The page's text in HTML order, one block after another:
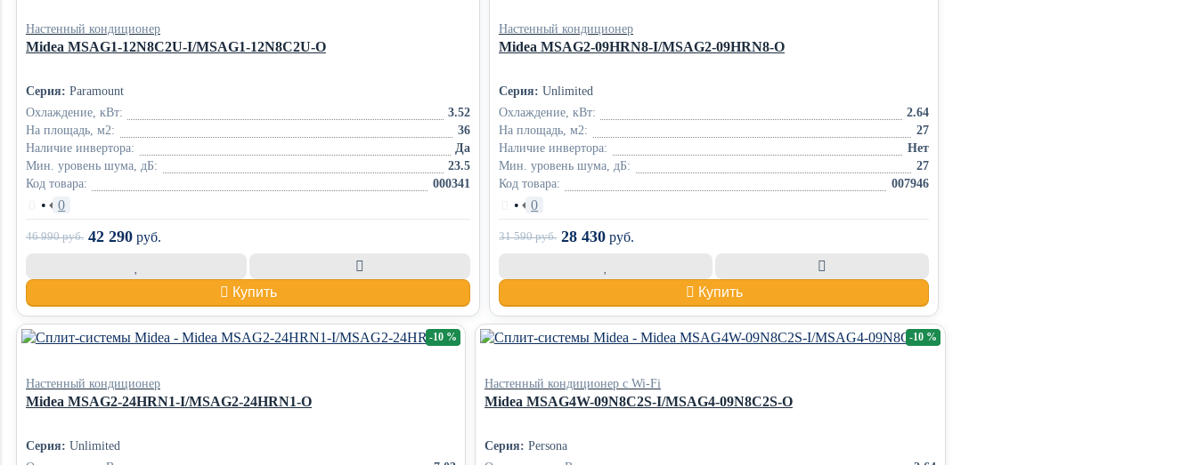
Настенный кондиционер
Midea MSAG1-12N8C2U-I/MSAG1-12N8C2U-O
Серия: Paramount
Охлаждение, кВт:
3.52
На площадь, м2:
36
Наличие инвертора:
Да
Мин. уровень шума, дБ:
23.5
Код товара:
000341
• 0
46 990руб. 42 290 руб.
Купить
Настенный кондиционер
Midea MSAG2-09HRN8-I/MSAG2-09HRN8-O
Серия: Unlimited
Охлаждение, кВт:
2.64
На площадь, м2:
27
Наличие инвертора:
Нет
Мин. уровень шума, дБ:
27
Код товара:
007946
• 0
31 590руб. 28 430 руб.
Купить
Настенный кондиционер
Midea MSAG2-24HRN1-I/MSAG2-24HRN1-O
Серия: Unlimited
-10 %
Настенный кондиционер с Wi-Fi
Midea MSAG4W-09N8C2S-I/MSAG4-09N8C2S-O
Серия: Persona
-10 %